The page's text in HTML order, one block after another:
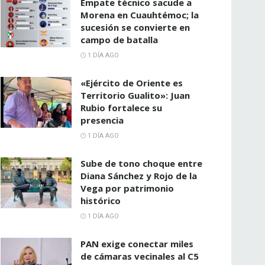
Morena en Cuauhtémoc; la
sucesión se convierte en
campo de batalla
1 DÍA AGO
«Ejército de Oriente es
Territorio Gualito»: Juan
Rubio fortalece su
presencia
1 DÍA AGO
Sube de tono choque entre
Diana Sánchez y Rojo de la
Vega por patrimonio
histórico
1 DÍA AGO
PAN exige conectar miles
de cámaras vecinales al C5